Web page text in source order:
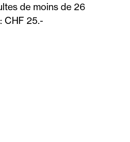
de moins de 26
CHF 25.-